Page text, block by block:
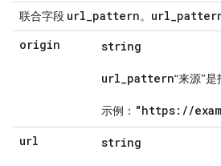
联合字段 url_pattern。 url_
origin string
url_pattern“来源”是
示例： "https://
url
string